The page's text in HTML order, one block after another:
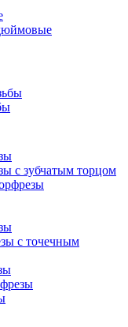
с зубчатым торцом
с точечным